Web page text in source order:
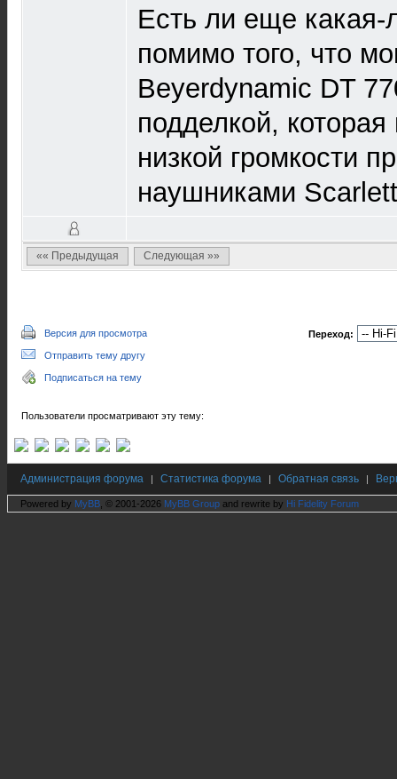
Есть ли еще какая-
помимо того, что
Beyerdynamic DT
подделкой,
низкой громкости
наушниками
«« Предыдущая Следующая »»
Версия для просмотра
Отправить тему другу
Подписаться на тему
Переход:
Пользователи просматривают эту тему:
Администрация форума | Статистика форума | Обратная связь |
Powered by MyBB , © 2001-2026 MyBB Group and rewrite by Hi Fidelity Forum